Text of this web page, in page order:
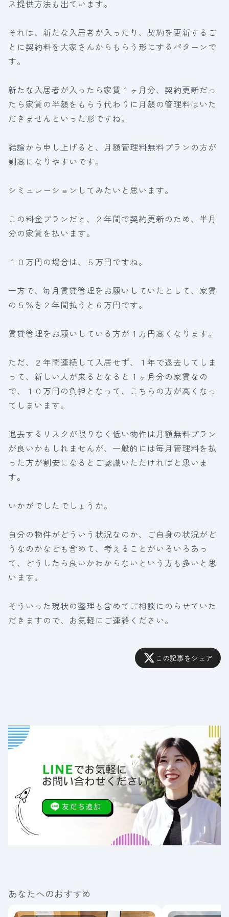
ス提供方法も出ています。
それは、新たな入居者が入ったり、契約を更新するご
とに契約料を大家さんからもらう形にするパターンで
す。
新たな入居者が入ったら家賃１ヶ月分、契約更新だっ
たら家賃の半額をもらう代わりに月額の管理料はいた
だきませんといった形ですね。
結論から申し上げると、月額管理料無料プランの方が
割高になりやすいです。
シミュレーションしてみたいと思います。
この料金プランだと、２年間で契約更新のため、半月
分の家賃を払います。
１０万円の場合は、５万円ですね。
一方で、毎月賃貸管理をお願いしていたとして、家賃
の５％を２年間払うと６万円です。
賃貸管理をお願いしている方が１万円高くなります。
ただ、２年間連続して入居せず、１年で退去してしま
って、新しい人が来るとなると１ヶ月分の家賃なの
で、１０万円の負担となって、こちらの方が高くなっ
てしまいます。
退去するリスクが限りなく低い物件は月額無料プラン
が良いかもしれませんが、一般的には毎月管理料を払
った方が割安になるとご認識いただければと思いま
す。
いかがでしたでしょうか。
自分の物件がどういう状況なのか、ご自身の状況がど
うなのかなども含めて、考えることがいろいろあっ
て、どうしたら良いかわからないという方も多いと思
います。
そういった現状の整理も含めてご相談にのらせていた
だきますので、お気軽にご連絡ください。
この記事をシェア
あなたへのおすすめ